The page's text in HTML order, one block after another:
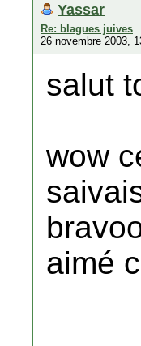
Yassar
Re: blagues juives
26 novembre 2003,
salut
wow
aimé